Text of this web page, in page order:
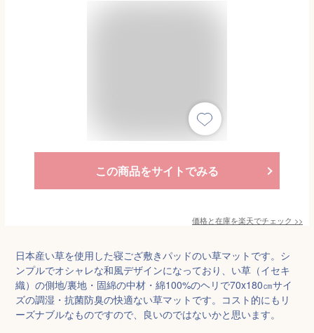
この商品をサイトでみる
価格と在庫を楽天でチェック >>
日本産い草を使用した寝ござ敷きパッドのい草マットです。シ
ンプルでオシャレな和風デザインになっており、い草（イセキ
織）の側地/裏地・固綿の中材・綿100%のヘリで70x180㎝サイ
ズの調湿・抗菌防臭の快適ない草マットです。コスト的にもリ
ーズナブルなものですので、良いのではないかと思います。